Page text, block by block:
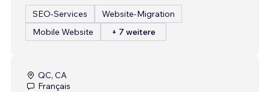
SEO-Services
Website-Migration
Mobile Website
+ 7 weitere
QC, CA
Français